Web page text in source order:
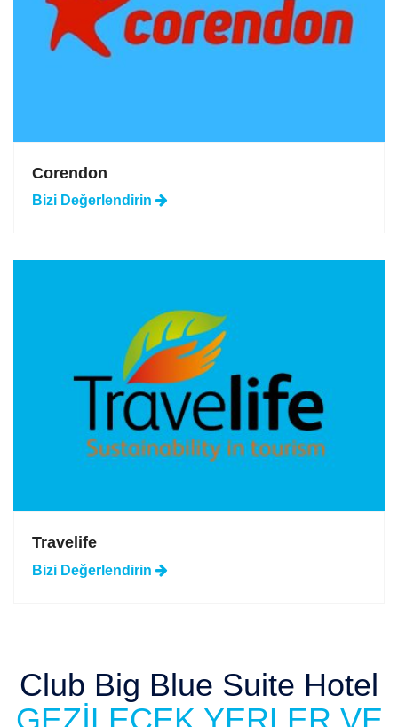
Corendon
Bizi Değerlendirin
Travelife
Bizi Değerlendirin
Club Big Blue Suite Hotel
GEZİLECEK YERLER VE